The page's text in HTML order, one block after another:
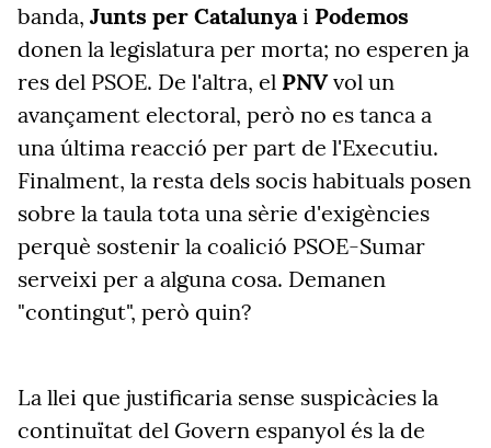
banda, Junts per Catalunyai Podemos
donen la legislatura per morta; no esperen ja
res del PSOE. De l'altra, el PNVvol un
avançament electoral, però no es tanca a
una última reacció per part de l'Executiu.
Finalment, la resta dels socis habituals posen
sobre la taula tota una sèrie d'exigències
perquè sostenir la coalició PSOE-Sumar
serveixi per a alguna cosa. Demanen
"contingut", però quin?
La llei que justificaria sense suspicàcies la
continuïtat del Govern espanyol és la de